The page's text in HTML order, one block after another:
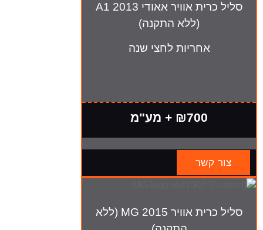
סליל כרית אוויר אאודי A1 2013
(ללא התקנה)
אחריות לחצי שנה
₪700 + מע"מ
צור קשר
סליל כרית אוויר MG 2015 (ללא